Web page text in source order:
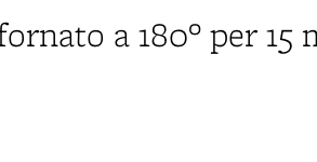
a 180° per 15